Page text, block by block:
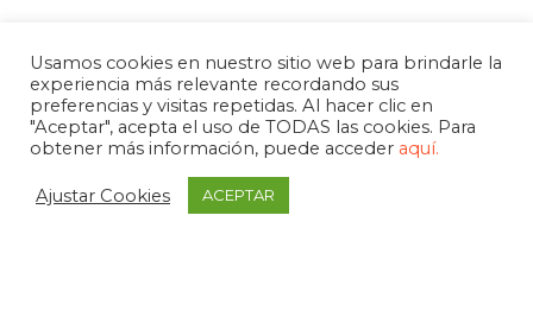
Usamos cookies en nuestro sitio web para brindarle la
experiencia más relevante recordando sus
preferencias y visitas repetidas. Al hacer clic en
"Aceptar", acepta el uso de TODAS las cookies. Para
obtener más información, puede acceder aquí.
Ajustar Cookies ACEPTAR